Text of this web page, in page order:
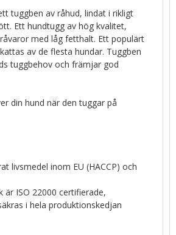
tuggben av råhud, lindat i rikligt
Ett hundtugg av hög kvalitet,
med låg fetthalt. Ett populärt
av de flesta hundar. Tuggben
tuggbehov och främjar god
din hund när den tuggar på
livsmedel inom EU (HACCP) och
är ISO 22000 certifierade,
i hela produktionskedjan